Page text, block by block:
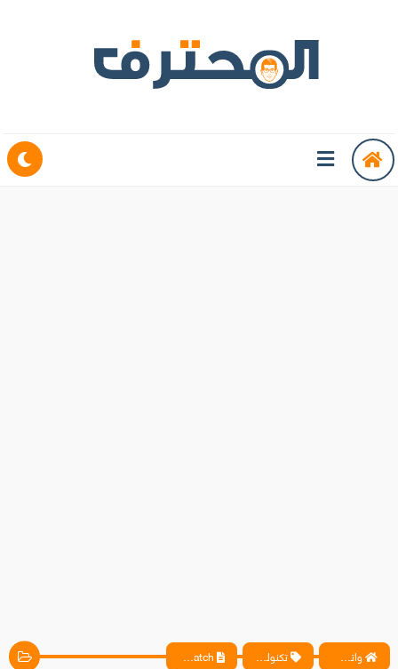
واتس آب ، فيسبوك ، أنترنت ، شروحات تقنية حصرية - المحترف تكنولوجيا